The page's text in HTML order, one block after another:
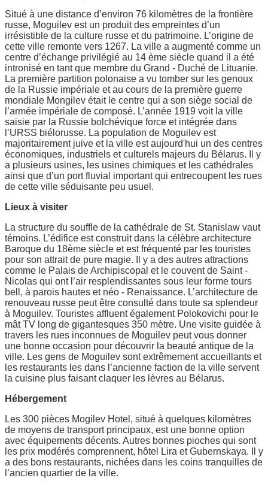
Situé à une distance d’environ 76 kilomètres de la frontière
russe, Moguilev est un produit des empreintes d’un
irrésistible de la culture russe et du patrimoine. L’origine de
cette ville remonte vers 1267. La ville a augmenté comme un
centre d’échange privilégié au 14 ème siècle quand il a été
intronisé en tant que membre du Grand - Duché de Lituanie.
La première partition polonaise a vu tomber sur les genoux
de la Russie impériale et au cours de la première guerre
mondiale Mongilev était le centre qui a son siège social de
l’armée impériale de composé. L’année 1919 voit la ville
saisie par la Russie bolchévique force et intégrée dans
l’URSS biélorusse. La population de Moguilev est
majoritairement juive et la ville est aujourd'hui un des centres
économiques, industriels et culturels majeurs du Bélarus. Il y
a plusieurs usines, les usines chimiques et les cathédrales
ainsi que d’un port fluvial important qui entrecoupent les rues
de cette ville séduisante peu usuel.
Lieux à visiter
La structure du souffle de la cathédrale de St. Stanislaw vaut
témoins. L’édifice est construit dans la célèbre architecture
Baroque du 18ème siècle et est fréquenté par les touristes
pour son attrait de pure magie. Il y a des autres attractions
comme le Palais de Archipiscopal et le couvent de Saint -
Nicolas qui ont l’air resplendissantes sous leur forme tours
bell, à parois hautes et néo - Renaissance. L’architecture de
renouveau russe peut être consulté dans toute sa splendeur
à Moguilev. Touristes affluent également Polokovichi pour le
mât TV long de gigantesques 350 mètre. Une visite guidée à
travers les rues inconnues de Moguilev peut vous donner
une bonne occasion pour découvrir la beauté antique de la
ville. Les gens de Moguilev sont extrêmement accueillants et
les restaurants les dans l’ancienne faction de la ville servent
la cuisine plus faisant claquer les lèvres au Bélarus.
Hébergement
Les 300 pièces Mogilev Hotel, situé à quelques kilomètres
de moyens de transport principaux, est une bonne option
avec équipements décents. Autres bonnes pioches qui sont
les prix modérés comprennent, hôtel Lira et Gubernskaya. Il y
a des bons restaurants, nichées dans les coins tranquilles de
l’ancien quartier de la ville.